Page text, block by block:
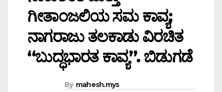
ಗೀತಾಂಜಲಿಯ ಸಮ ಕಾವ್ಯ;
ನಾಗರಾಜು ತಲಕಾಡು ವಿರಚಿತ
“ಬುದ್ಧಭಾರತ ಕಾವ್ಯ”. ಬಿಡುಗಡೆ
By mahesh.mys